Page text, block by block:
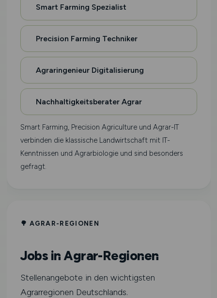
Smart Farming Spezialist
Precision Farming Techniker
Agraringenieur Digitalisierung
Nachhaltigkeitsberater Agrar
Smart Farming, Precision Agriculture und Agrar-IT
verbinden die klassische Landwirtschaft mit IT-
Kenntnissen und Agrarbiologie und sind besonders
gefragt.
🌳 AGRAR-REGIONEN
Jobs in Agrar-Regionen
Stellenangebote in den wichtigsten
Agrarregionen Deutschlands.